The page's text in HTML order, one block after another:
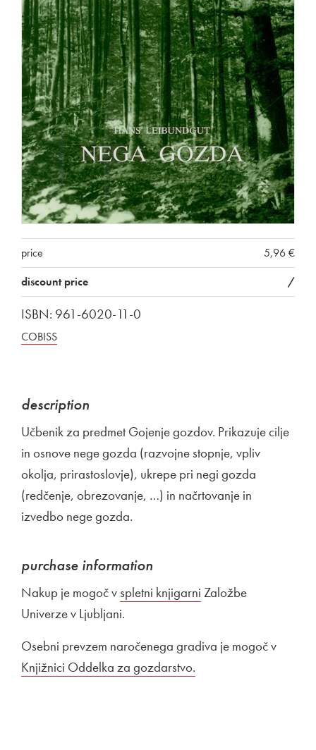
price
5,96 €
discount price
/
ISBN: 961-6020-11-0
COBISS
description
Učbenik za predmet Gojenje gozdov. Prikazuje cilje
in osnove nege gozda (razvojne stopnje, vpliv
okolja, prirastoslovje), ukrepe pri negi gozda
(redčenje, obrezovanje, …) in načrtovanje in
izvedbo nege gozda.
purchase information
Nakup je mogoč v External link to
spletni knjigarni Open in new window
Založbe
Univerze v Ljubljani.
Osebni prevzem naročenega gradiva je mogoč v
Knjižnici Oddelka za gozdarstvo.